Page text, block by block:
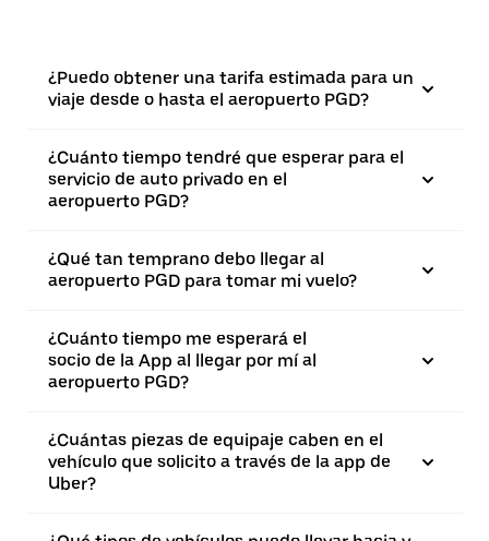
¿Puedo obtener una tarifa estimada para un
viaje desde o hasta el aeropuerto PGD?
¿Cuánto tiempo tendré que esperar para el
servicio de auto privado en el
aeropuerto PGD?
¿Qué tan temprano debo llegar al
aeropuerto PGD para tomar mi vuelo?
¿Cuánto tiempo me esperará el
socio de la App al llegar por mí al
aeropuerto PGD?
¿Cuántas piezas de equipaje caben en el
vehículo que solicito a través de la app de
Uber?